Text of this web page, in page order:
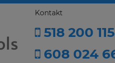
Kontakt
518 200 115
608 024